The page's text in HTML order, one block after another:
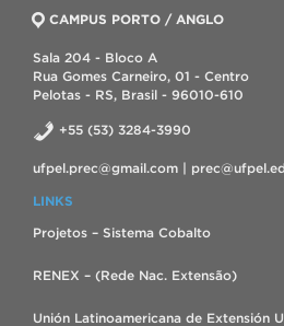
CAMPUS PORTO / ANGLO
Sala 204 - Bloco A
Rua Gomes Carneiro, 01 - Centro
Pelotas - RS, Brasil - 96010-610
+55 (53) 3284-3990
ufpel.prec@gmail.com |
LINKS
Projetos – Sistema Cobalto
RENEX – (Rede Nac. Extensão)
Unión Latinoamericana de Extensión